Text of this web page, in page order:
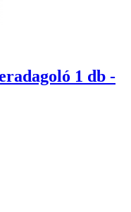
1 db -